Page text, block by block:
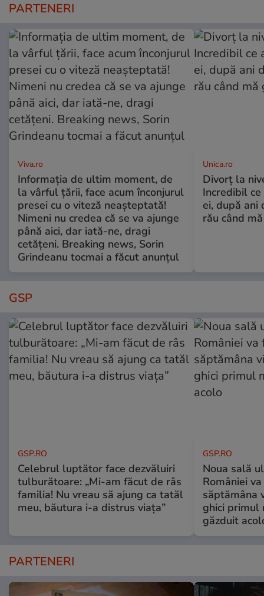
PARTENERI
Viva.ro
Informația de ultim moment, de
la vârful țării, face acum înconjurul
presei cu o viteză neașteptată!
Nimeni nu credea că se va ajunge
până aici, dar iată-ne, dragi
cetățeni. Breaking news, Sorin
Grindeanu tocmai a făcut anunțul
Unica.ro
Divorț la
Incredibil
ei, după ani
rău când
GSP
GSP.RO
Celebrul luptător face dezvăluiri
tulburătoare: „Mi-am făcut de râs
familia! Nu vreau să ajung ca tatăl
meu, băutura i-a distrus viața”
GSP.RO
Noua sală
României
săptămâna
ghici primul
găzduit
PARTENERI